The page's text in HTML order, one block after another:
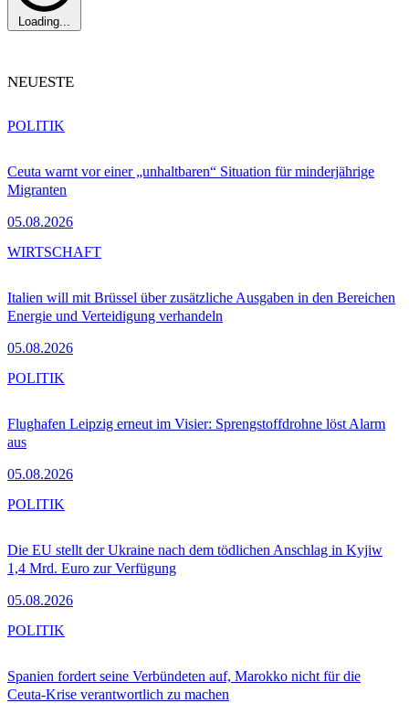
Loading...
NEUESTE
Ceuta warnt vor einer „unhaltbaren“ Situation für minderjährige
Migranten
05.08.2026
POLITIK
Italien will mit Brüssel über zusätzliche Ausgaben in den Bereichen
Energie und Verteidigung verhandeln
05.08.2026
WIRTSCHAFT
Flughafen Leipzig erneut im Visier: Sprengstoffdrohne löst Alarm
aus
05.08.2026
POLITIK
Die EU stellt der Ukraine nach dem tödlichen Anschlag in Kyjiw
1,4 Mrd. Euro zur Verfügung
05.08.2026
POLITIK
Spanien fordert seine Verbündeten auf, Marokko nicht für die
Ceuta-Krise verantwortlich zu machen
POLITIK